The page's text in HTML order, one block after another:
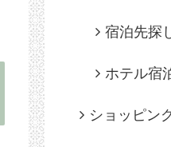
宿泊先探
ホテル宿
ショッピン